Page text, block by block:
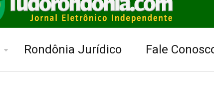
Rondônia Jurídico Fale